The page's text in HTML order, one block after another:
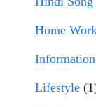
Home
Information
Lifestyle